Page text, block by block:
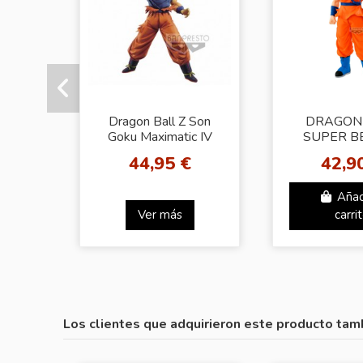
Dragon Ball Z Son
Goku Maximatic IV
44,95 €
Ver más
SUPER
GOKU-Ⅳ(A
SAIYAN
Los clientes que adquirieron este producto